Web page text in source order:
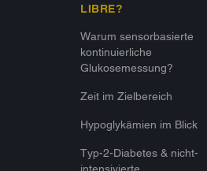
LIBRE?
Warum sensorbasierte
kontinuierliche
Glukosemessung?
Zeit im Zielbereich
Hypoglykämien im Blick
Typ-2-Diabetes & nicht-